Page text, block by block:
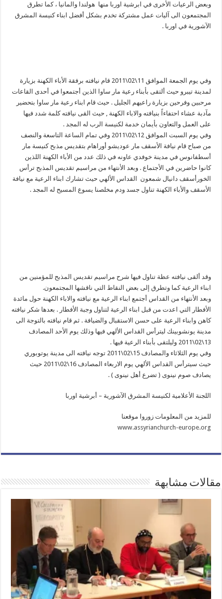
وبعض الرعيات الأخرى في ابرشية اوربا منها هولندا والمانيا ، كما تطرق
المجتمعون الى آليات عمل مشتركة تخدم بشكل أفضل ابناء كنيسة المشرق
الآشورية في اوربا .
وفي يوم الجمعة الموافق 11\02\2011 قام نيافته برفقة الأباء الكهنة بزيارة
لمدينة تيبرو حيث ألتقى بأبناء رعية مار ساوا الذين أجتمعوا في أحدى القاعات
مرحبين وفرحين بزيارة راعيهم الجليل . حيث قام ابناء رعية مار ساوا بتحضير
مآدبة عشاء احتفاءاً بنيافته والاباء الكهنة , حيث القى نيافته كلمة شدد فيها
على العمل والتعاون بأيمان خدمة لكنيسة الرب له المجد .
وفي يوم السبت الموافق 12\02\2011 وفي تمام الساعة التاسعة والنصف
من صباح قام نيافة الأسقف مار عوديشو أوراهام بتقديس مذبح كنيسة مار
أسطفانوس في مدينة خوفدي عاونه في ذلك عدد من الأباء الكهنة اللذين
كانوا حاضرين في الأجتماع . وبعد الأنتهاء من مراسيم تقديس المذبح ترأس
الخورأسقف دانيال شمعون القداس الألهي حيث تشارك ابناء الرعية مع نيافة
الأسقف والأباء الكهنة تناول جسد ودم مخلصنا يسوع المسيح له المجد .
وقد ألقى نيافته عظة تناول فيها شرح مراسيم تقديس المذبح للمؤمنين من
ابناء الرعية كما وتطرق إلى بعض النقاط التي ناقشها المجتمعون.
وبعد الأنتهاء من القداس أجتمع ابناء الرعية مع نيافته والاباء الكهنة حول مائدة
الأفطار التي اعدت من قبل ابناء الرعية لتناول وجبة الأفطار . بعدها شكر نيافته
كاهن وابناء الرعية على حسن الاستقبال والضيافة . ثم قام نيافته بالتوجة الى
مدينة يونشوبينك ليترأس القداس الألهي فيها وذلك يوم الأحد المصادف
13\02\2011 وليلتقى بأبناء الرعية فيها .
وفي يوم الثلاثاء والمصادف 15\02\2011 توجه نيافته الى مدينة يوتوبوري
حيث سيترأس القداس الألهي يوم الاربعاء المصادف 16\02\2011 حيث
يصادف صوم نينوى ( تضرع أهل نينوى ) .
اللجنة الأعلامية لكنيسة المشرق الآشورية – أبرشية اوربا
للمزيد من المعلومات زوروا موقعنا
www.assyrianchurch-europe.org
مقالات مشابهة